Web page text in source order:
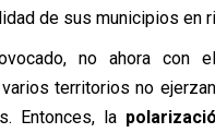
de sus municipios en
no ahora con
territorios no
Entonces, la